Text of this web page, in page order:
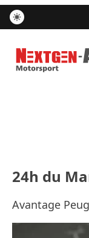
Nextgen-
24h du
Avantage